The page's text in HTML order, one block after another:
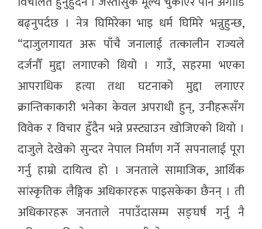
बढ्नुपर्दछ । नेत्र घिमिरेका भाइ धर्म घिमिरे भन्नुहुन्छ,
“दाजुलगायत अरू पाँचै जनालाई तत्कालीन राज्यले
दर्जनौँ मुद्दा लगाएको थियो । गाउँ, सहरमा भएका
आपराधिक हत्या तथा घटनाको मुद्दा लगाएर
क्रान्तिकाकारी भनेका केवल अपराधी हुन्, उनीहरूसँग
विवेक र विचार हुँदैन भन्ने प्रस्ट्याउन खोजिएको थियो ।
दाजुले देखेको सुन्दर नेपाल निर्माण गर्ने सपनालाई पूरा
गर्नु हाम्रो दायित्व हो । जनताले सामाजिक, आर्थिक
सांस्कृतिक लैङ्गिक अधिकारहरू पाइसकेका छैनन् । ती
अधिकारहरू जनताले नपाउँदासम्म सङ्घर्ष गर्नु नै